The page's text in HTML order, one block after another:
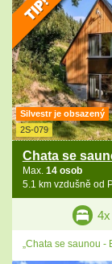
Silvestr je obsazený
2S-079
Chata se
Max. 14 osob
5.1 km vzdušně od
4x
„Chata se saunou -